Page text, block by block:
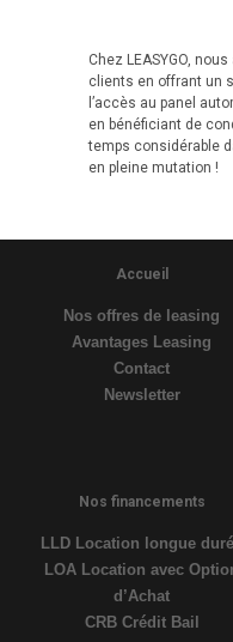
Chez LEASYGO,
clients en offrant un
l’accès au panel
en bénéficiant de
temps considérable
en pleine mutation !
Accueil
Nos offres de leasing
Avantages Leasing
Contact
Newsletter
Nos financements
LLD Location longue
LOA Location avec
d’Achat
CRB Crédit Bail